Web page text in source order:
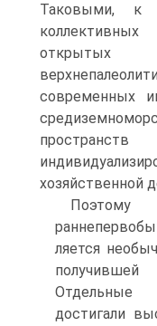
Таковыми, к
коллективных
современных
хозяйственной
Поэтому
ляется
Отдельные
достигали